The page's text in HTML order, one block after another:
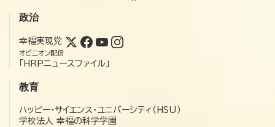
政治
幸福実現党
オピニオン配信
「HRPニュースファイル」
教育
ハッピー・サイエンス・ユニバーシティ（HSU）
学校法人 幸福の科学学園